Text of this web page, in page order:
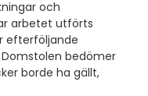
och
arbetet utförts
efterföljande
bedömer
borde ha gällt,